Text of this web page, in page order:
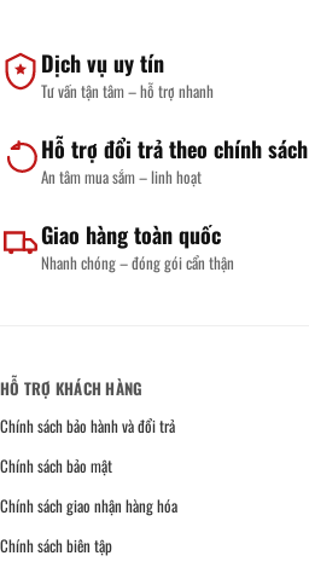
Dịch vụ uy tín
Tư vấn tận tâm – hỗ trợ nhanh
Hỗ trợ đổi trả theo chính sách
An tâm mua sắm – linh hoạt
Giao hàng toàn quốc
Nhanh chóng – đóng gói cẩn thận
HỖ TRỢ KHÁCH HÀNG
Chính sách bảo hành và đổi trả
Chính sách bảo mật
Chính sách giao nhận hàng hóa
Chính sách biên tập